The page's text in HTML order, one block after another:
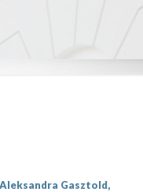
Gasztold,